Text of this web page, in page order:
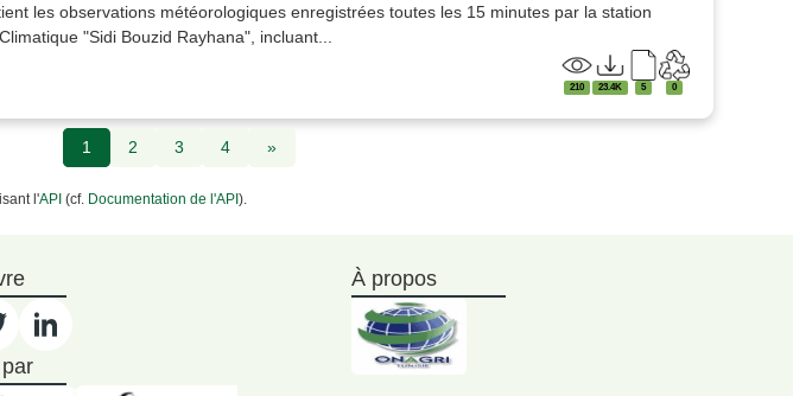
les observations météorologiques enregistrées toutes les 15 minutes par la station
"Sidi Bouzid Rayhana", incluant...
210 23.4K 5 0
1 2 3 4 »
l'API (cf. Documentation de l'API ).
À propos